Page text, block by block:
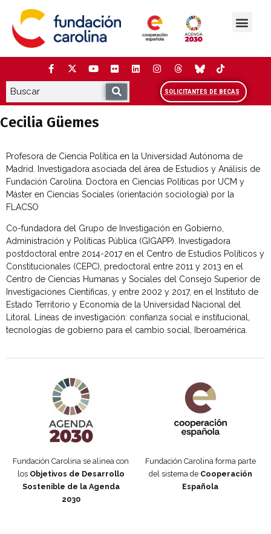
contenido
SOLICITANTES DE BECAS
Cecilia Güemes
Profesora de Ciencia Política en la Universidad Autónoma de
Madrid. Investigadora asociada del área de Estudios y Análisis de
Fundación Carolina. Doctora en Ciencias Políticas por UCM y
Máster en Ciencias Sociales (orientación sociología) por la
FLACSO
Co-fundadora del Grupo de Investigación en Gobierno,
Administración y Políticas Pública (GIGAPP). Investigadora
postdoctoral entre 2014-2017 en el Centro de Estudios Políticos y
Constitucionales (CEPC), predoctoral entre 2011 y 2013 en el
Centro de Ciencias Humanas y Sociales del Consejo Superior de
Investigaciones Científicas, y entre 2002 y 2017, en el Instituto de
Estado Territorio y Economía de la Universidad Nacional del
Litoral. Líneas de investigación: confianza social e institucional,
tecnologías de gobierno para el cambio social, Iberoamérica.
Fundación Carolina se alinea con
los Objetivos de Desarrollo
Sostenible de la Agenda
2030
Fundación Carolina forma parte
del sistema de Cooperación
Española